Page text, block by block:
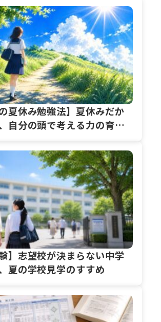
夏休み勉強法】夏休みだか
自分の頭で考える力の育て
】志望校が決まらない中学
夏の学校見学のすすめ